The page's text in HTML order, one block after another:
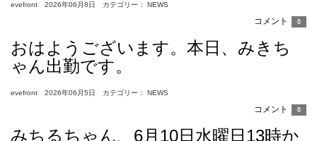
evefront 2026年06月8日 カテゴリー： NEWS
コメント 0
おはようございます。本日、みきち
ゃん出勤です。
evefront 2026年06月5日 カテゴリー： NEWS
コメント 0
みちるちゃん、6月10日水曜日13時か